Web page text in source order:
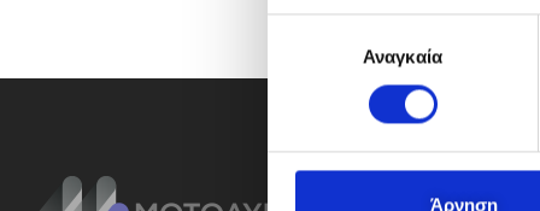
ή
Αναγκαία
Άρνηση